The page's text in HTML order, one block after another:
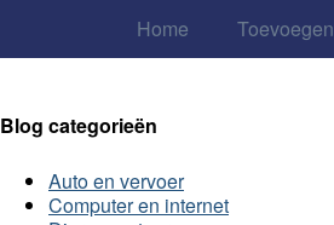
Home Toevoegen
Blog categorieën
Auto en vervoer
Computer en internet